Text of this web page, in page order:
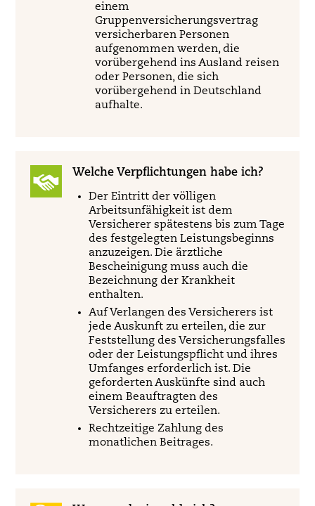
einem
Gruppenversicherungsvertrag
versicherbaren Personen
aufgenommen werden, die
vorübergehend ins Ausland reisen
oder Personen, die sich
vorübergehend in Deutschland
aufhalte.
Welche Verpflichtungen habe ich?
Der Eintritt der völligen
Arbeitsunfähigkeit ist dem
Versicherer spätestens bis zum Tage
des festgelegten Leistungsbeginns
anzuzeigen. Die ärztliche
Bescheinigung muss auch die
Bezeichnung der Krankheit
enthalten.
Auf Verlangen des Versicherers ist
jede Auskunft zu erteilen, die zur
Feststellung des Versicherungsfalles
oder der Leistungspflicht und ihres
Umfanges erforderlich ist. Die
geforderten Auskünfte sind auch
einem Beauftragten des
Versicherers zu erteilen.
Rechtzeitige Zahlung des
monatlichen Beitrages.